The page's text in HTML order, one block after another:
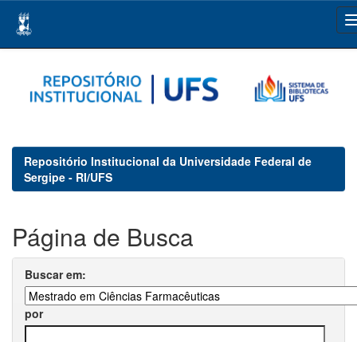
navigation
Repositório Institucional da Universidade Federal de
Sergipe - RI/UFS
Página de Busca
Buscar em:
por